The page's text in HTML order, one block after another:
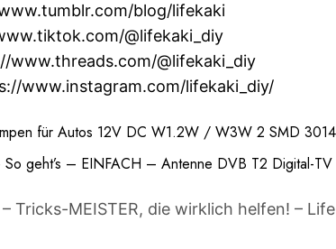
blog/lifekaki
@lifekaki_diy
www.threads.com/@lifekaki_diy
www.instagram.com/lifekaki_diy/
für Autos 12V DC W1.2W / W3W 2 SMD
geht’s – EINFACH – Antenne DVB T2 Digital-
Tricks-MEISTER, die wirklich helfen! –